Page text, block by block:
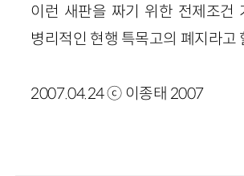
이런 새판을 짜기 위한 전제조건
병리적인 현행 특목고의 폐지라고
2007.04.24 ⓒ 이종태 2007